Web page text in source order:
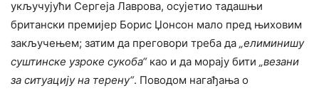
укључујући Сергеја Лаврова, осујетио тадашњи
британски премијер Борис Џонсон мало пред њиховим
закључењем; затим да преговори треба да „елиминишу
суштинске узроке сукоба“као и да морају бити „везани
за ситуацију на терену“. Поводом нагађања о